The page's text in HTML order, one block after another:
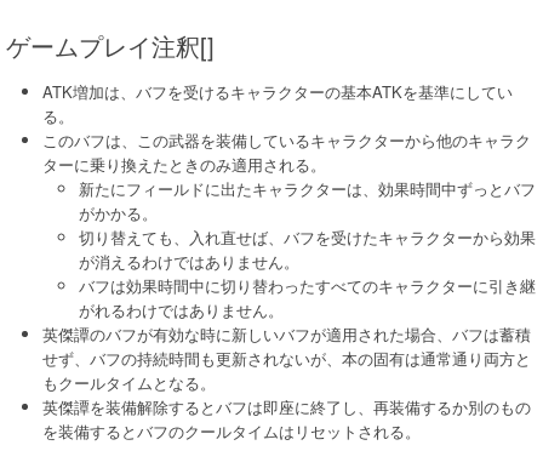
ゲームプレイ注釈[]
ATK増加は、バフを受けるキャラクターの基本ATKを基準にしてい
る。
このバフは、この武器を装備しているキャラクターから他のキャラク
ターに乗り換えたときのみ適用される。
新たにフィールドに出たキャラクターは、効果時間中ずっとバフ
がかかる。
切り替えても、入れ直せば、バフを受けたキャラクターから効果
が消えるわけではありません。
バフは効果時間中に切り替わったすべてのキャラクターに引き継
がれるわけではありません。
英傑譚のバフが有効な時に新しいバフが適用された場合、バフは蓄積
せず、バフの持続時間も更新されないが、本の固有は通常通り両方と
もクールタイムとなる。
英傑譚を装備解除するとバフは即座に終了し、再装備するか別のもの
を装備するとバフのクールタイムはリセットされる。